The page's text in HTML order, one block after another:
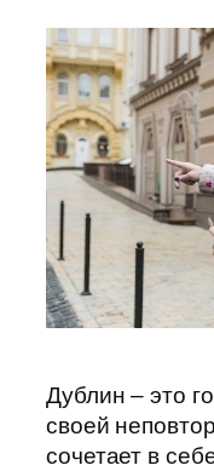
Дублин – это
своей
сочетает в